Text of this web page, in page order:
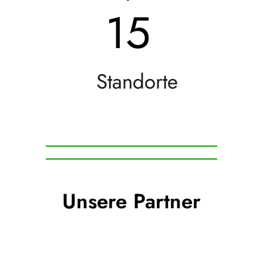
15
Standorte
Unsere Partner